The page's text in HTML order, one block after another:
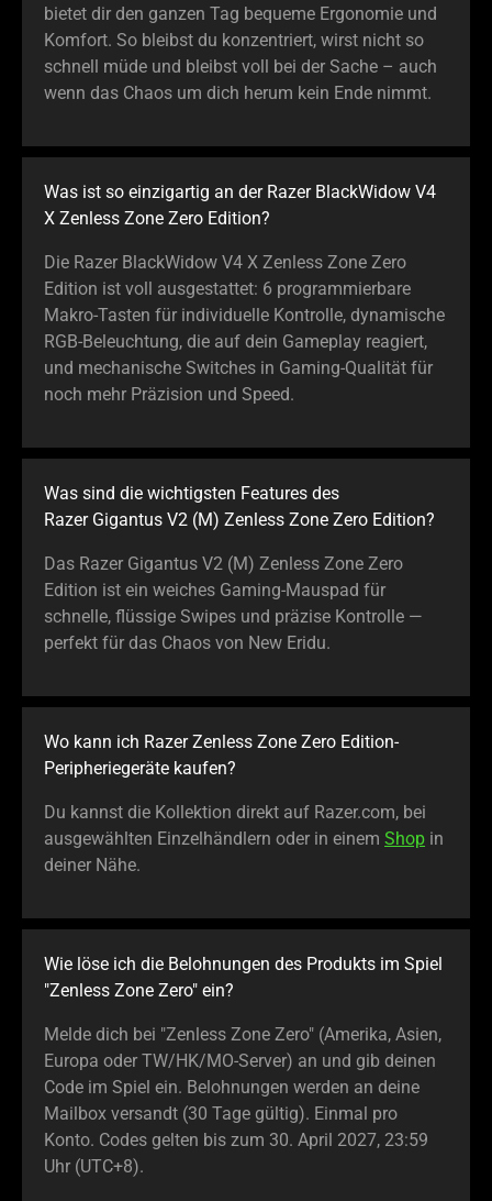
bietet dir den ganzen Tag bequeme Ergonomie und
Komfort. So bleibst du konzentriert, wirst nicht so
schnell müde und bleibst voll bei der Sache – auch
wenn das Chaos um dich herum kein Ende nimmt.
Was ist so einzigartig an der Razer BlackWidow V4
X Zenless Zone Zero Edition?
Die Razer BlackWidow V4 X Zenless Zone Zero
Edition ist voll ausgestattet: 6 programmierbare
Makro-Tasten für individuelle Kontrolle, dynamische
RGB-Beleuchtung, die auf dein Gameplay reagiert,
und mechanische Switches in Gaming-Qualität für
noch mehr Präzision und Speed.
Was sind die wichtigsten Features des
Razer Gigantus V2 (M) Zenless Zone Zero Edition?
Das Razer Gigantus V2 (M) Zenless Zone Zero
Edition ist ein weiches Gaming-Mauspad für
schnelle, flüssige Swipes und präzise Kontrolle —
perfekt für das Chaos von New Eridu.
Wo kann ich Razer Zenless Zone Zero Edition-
Peripheriegeräte kaufen?
Du kannst die Kollektion direkt auf Razer.com, bei
ausgewählten Einzelhändlern oder in einem Shop in
deiner Nähe.
Wie löse ich die Belohnungen des Produkts im Spiel
"Zenless Zone Zero" ein?
Melde dich bei "Zenless Zone Zero" (Amerika, Asien,
Europa oder TW/HK/MO-Server) an und gib deinen
Code im Spiel ein. Belohnungen werden an deine
Mailbox versandt (30 Tage gültig). Einmal pro
Konto. Codes gelten bis zum 30. April 2027, 23:59
Uhr (UTC+8).